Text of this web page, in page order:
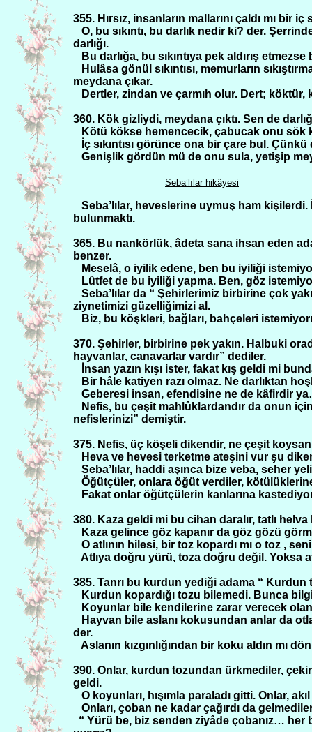
355. Hırsız, insanların mallarını çaldı mı bir
O, bu sıkıntı, bu darlık nedir ki? der.
darlığı.
Bu darlığa, bu sıkıntıya pek aldırış
Hulâsa gönül sıkıntısı, memurların
meydana çıkar.
Dertler, zindan ve çarmıh olur. Dert;
360. Kök gizliydi, meydana çıktı. Sen de
Kötü kökse hemencecik, çabucak onu sök
İç sıkıntısı görünce ona bir çare bul.
Genişlik gördün mü de onu sula, yetişip
Seba’lılar hikâyesi
Seba’lılar, heveslerine uymuş ham
bulunmaktı.
365. Bu nankörlük, âdeta sana ihsan eden
benzer.
Meselâ, o iyilik edene, ben bu iyiliği
Lûtfet de bu iyiliği yapma. Ben, göz
Seba’lılar da “ Şehirlerimiz birbirine çok
ziynetimizi güzelliğimizi al.
Biz, bu köşkleri, bağları, bahçeleri
370. Şehirler, birbirine pek yakın. Halbuki
hayvanlar, canavarlar vardır” dediler.
İnsan yazın kışı ister, fakat kış geldi mi
Bir hâle katiyen razı olmaz. Ne darlıktan
Geberesi insan, efendisine ne de kâfirdir
Nefis, bu çeşit mahlûklardandır da onun
nefislerinizi” demiştir.
375. Nefis, üç köşeli dikendir, ne çeşit
Heva ve hevesi terketme ateşini vur şu
Seba’lılar, haddi aşınca bize veba, seher
Öğütçüler, onlara öğüt verdiler,
Fakat onlar öğütçülerin kanlarına
380. Kaza geldi mi bu cihan daralır, tatlı
Kaza gelince göz kapanır da göz gözü
O atlının hilesi, bir toz kopardı mı o toz ,
Atlıya doğru yürü, toza doğru değil. Yoksa
385. Tanrı bu kurdun yediği adama “
Kurdun kopardığı tozu bilemedi. Bunca
Koyunlar bile kendilerine zarar verecek
Hayvan bile aslanı kokusundan anlar da
der.
Aslanın kızgınlığından bir koku aldın mı
390. Onlar, kurdun tozundan ürkmediler,
geldi.
O koyunları, hışımla paraladı gitti. Onlar,
Onları, çoban ne kadar çağırdı da
“ Yürü be, biz senden ziyâde çobanız… her